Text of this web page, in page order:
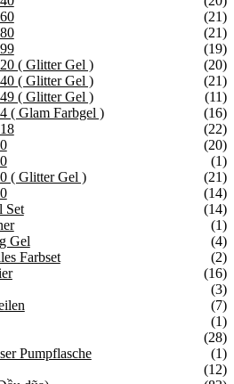
(21)
(21)
(19)
( Glitter Gel )
(20)
( Glitter Gel )
(21)
( Glitter Gel )
(11)
( Glam Farbgel )
(16)
(22)
(20)
(1)
( Glitter Gel )
(21)
(14)
Set
(14)
(1)
Gel
(4)
Farbset
(2)
(16)
(3)
(7)
(1)
(28)
Pumpflasche
(1)
(12)